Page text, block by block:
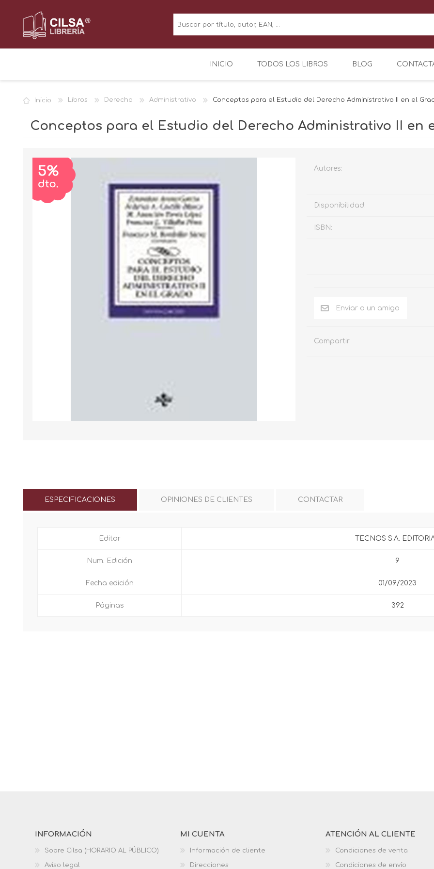
INICIO TODOS LOS LIBROS BLOG
Inicio Libros Derecho Administrativo Conceptos para el Estudio del Derecho Administrativo II en el
Conceptos para el Estudio del Derecho Administrativo II en
Autores:
Disponibilidad:
ISBN:
Compartir
ESPECIFICACIONES OPINIONES DE CLIENTES CONTACTAR
Editor TECNOS S.A.
Num. Edición 9
Fecha edición 01/09/2023
Páginas 392
INFORMACIÓN
Sobre Cilsa (HORARIO AL PÚBLICO)
Aviso legal
MI CUENTA
Información de cliente
Direcciones
ATENCIÓN AL CLIENTE
Condiciones de venta
Condiciones de envío